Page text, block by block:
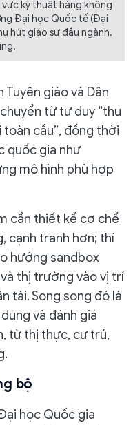
kỹ thuật hàng không
Đại học Quốc tế (Đại
hút giáo sư đầu ngành.
giáo và Dân
từ tư duy “thu
toàn cầu”, đồng thời
quốc gia như
mô hình phù hợp
cần thiết kế cơ chế
cạnh tranh hơn; thí
hướng sandbox
thị trường vào vị trí
tài. Song song đó là
và đánh giá
từ thị thực, cư trú,
bộ
học Quốc gia